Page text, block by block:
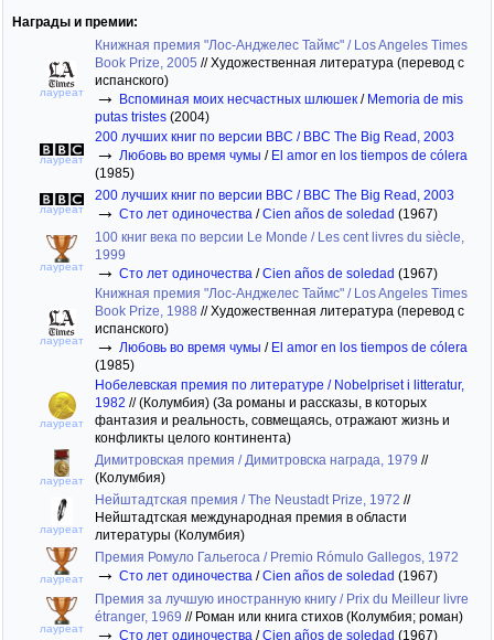
Награды и премии:
лауреат
Книжная премия "Лос-Анджелес Таймс" / Los Angeles Times
Book Prize, 2005 //Художественная литература (перевод с
испанского)
→ Вспоминая моих несчастных шлюшек / Memoria de mis
putas tristes (2004)
лауреат
200 лучших книг по версии BBC / BBC The Big Read, 2003
→ Любовь во время чумы / El amor en los tiempos de cólera
(1985)
лауреат
200 лучших книг по версии BBC / BBC The Big Read, 2003
→ Сто лет одиночества /Cien años de soledad (1967)
лауреат
100 книг века по версии Le Monde / Les cent livres du siècle,
1999
→ Сто лет одиночества /Cien años de soledad (1967)
лауреат
Книжная премия "Лос-Анджелес Таймс" / Los Angeles Times
Book Prize, 1988 //Художественная литература (перевод с
испанского)
→ Любовь во время чумы / El amor en los tiempos de cólera
(1985)
лауреат
Нобелевская премия по литературе / Nobelpriset i litteratur,
1982 //(Колумбия) (За романы и рассказы, в которых
фантазия и реальность, совмещаясь, отражают жизнь и
конфликты целого континента)
лауреат
Димитровская премия / Димитровска награда, 1979 //
(Колумбия)
лауреат
Нейштадтская премия / The Neustadt Prize, 1972 //
Нейштадтская международная премия в области
литературы (Колумбия)
лауреат
Премия Ромуло Гальегоса / Premio Rómulo Gallegos, 1972
→ Сто лет одиночества /Cien años de soledad (1967)
лауреат
Премия за лучшую иностранную книгу / Prix du Meilleur livre
étranger, 1969 // Роман или книга стихов (Колумбия; роман)
→ Сто лет одиночества /Cien años de soledad (1967)